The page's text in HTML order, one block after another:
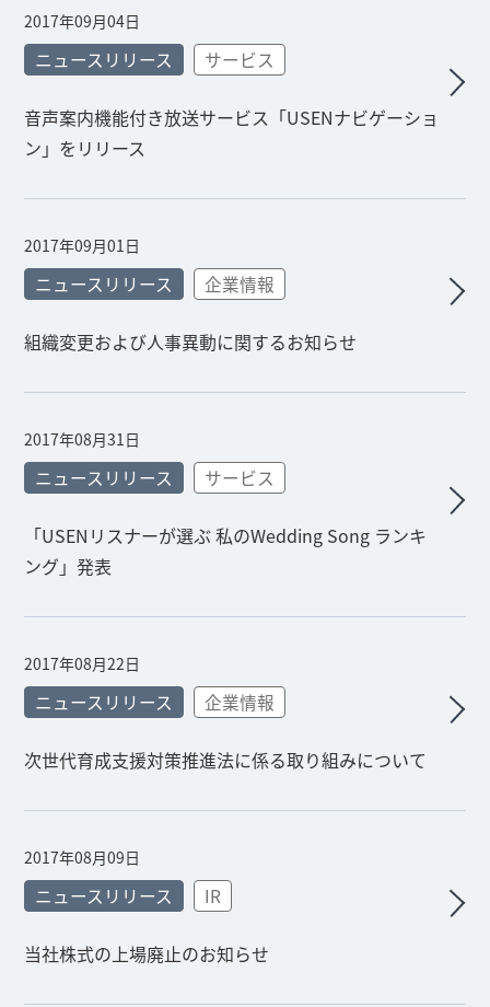
2017年09月04日
ニュースリリース サービス
音声案内機能付き放送サービス「USENナビゲーショ
ン」をリリース
2017年09月01日
ニュースリリース 企業情報
組織変更および人事異動に関するお知らせ
2017年08月31日
ニュースリリース サービス
「USENリスナーが選ぶ 私のWedding Song ランキ
ング」発表
2017年08月22日
ニュースリリース 企業情報
次世代育成支援対策推進法に係る取り組みについて
2017年08月09日
ニュースリリース IR
当社株式の上場廃止のお知らせ